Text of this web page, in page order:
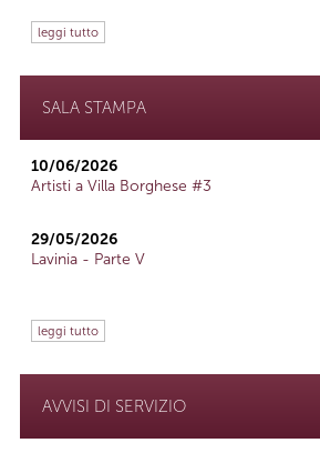
leggi tutto
SALA STAMPA
10/06/2026
Artisti a Villa Borghese #3
29/05/2026
Lavinia - Parte V
leggi tutto
AVVISI DI SERVIZIO